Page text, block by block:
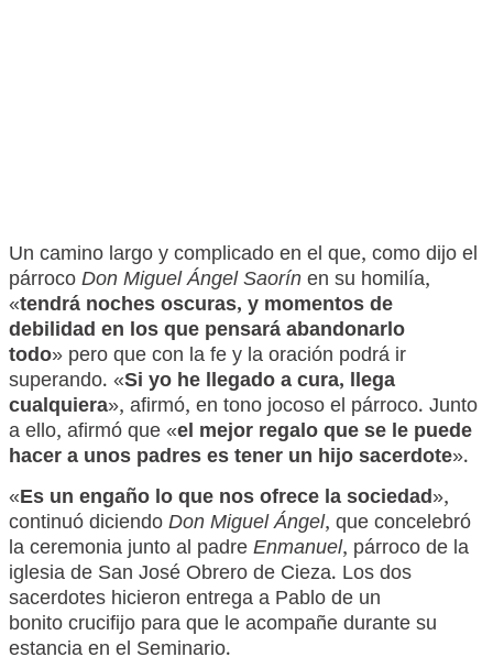
Un camino largo y complicado en el que, como dijo el
párrocoDon Miguel Ángel Saorínen su homilía,
«tendrá noches oscuras, y momentos de
debilidad en los que pensará abandonarlo
todo» pero que con la fe y la oración podrá ir
superando. «Si yo he llegado a cura, llega
cualquiera», afirmó, en tono jocoso el párroco. Junto
a ello, afirmó que «el mejor regalo que se le puede
hacer a unos padres es tener un hijo sacerdote».
«Es un engaño lo que nos ofrece la sociedad»,
continuó diciendoDon Miguel Ángel, que concelebró
la ceremonia junto al padreEnmanuel, párroco de la
iglesia de San José Obrero de Cieza. Los dos
sacerdotes hicieron entrega a Pablo de un
bonito crucifijo para que le acompañe durante su
estancia en el Seminario.